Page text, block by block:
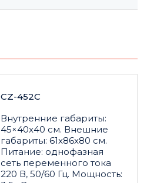
CZ-452C
Внутренние габариты:
45×40x40 см. Внешние
габариты: 61x86x80 см.
Питание: однофазная
сеть переменного тока
220 В, 50/60 Гц. Мощность: